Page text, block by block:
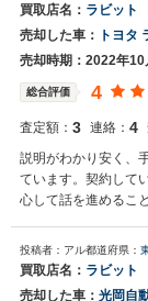
買取店名： ラビット
売却した車：
トヨタ
売却時期：2022年10
総合評価 4
査定額： 3 連絡： 4
説明がわかり安く、
ています。契約して
心して話を進めるこ
投稿者：アル都道府県：
買取店名： ラビット
売却した車： 光岡自